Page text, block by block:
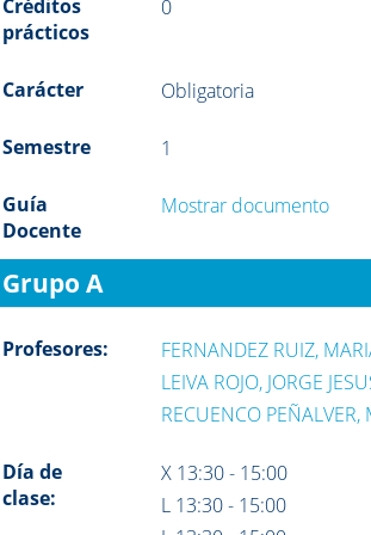
Créditos
prácticos
0
Carácter Obligatoria
Semestre 1
Guía
Docente
Mostrar documento
Grupo A
Profesores:
FERNANDEZ RUIZ,
LEIVA ROJO, JORGE
RECUENCO PEÑALVER,
Día de
clase:
X 13:30 - 15:00
L 13:30 - 15:00